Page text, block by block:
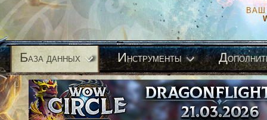
ВАШ
База данных Инструменты Д